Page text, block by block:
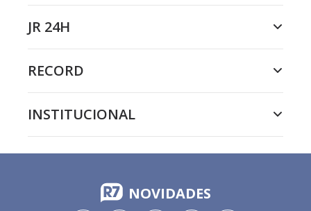
JR 24H
RECORD
INSTITUCIONAL
NOVIDADES